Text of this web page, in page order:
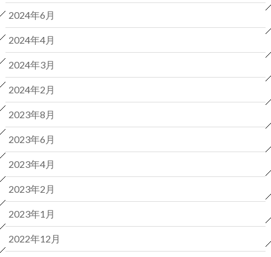
2024年6月
2024年4月
2024年3月
2024年2月
2023年8月
2023年6月
2023年4月
2023年2月
2023年1月
2022年12月